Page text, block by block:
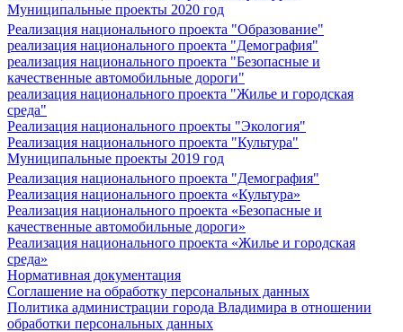
Муниципальные проекты 2020 год
Реализация национального проекта "Образование"
реализация национального проекта "Демография"
реализация национального проекта "Безопасные и
качественные автомобильные дороги"
реализация национального проекта "Жилье и городская
среда"
Реализация национального проекты "Экология"
Реализация национального проекта "Культура"
Муниципальные проекты 2019 год
Реализация национального проекта "Демография"
Реализация национального проекта «Культура»
Реализация национального проекта «Безопасные и
качественные автомобильные дороги»
Реализация национального проекта «Жилье и городская
среда»
Нормативная документация
Соглашение на обработку персональных данных
Политика администрации города Владимира в отношении
обработки персональных данных